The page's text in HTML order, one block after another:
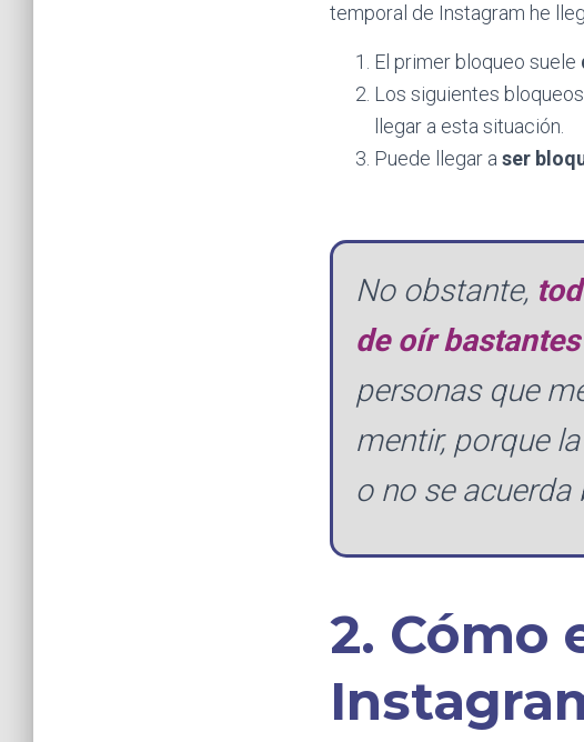
temporal de Instagram he
El primer bloqueo suele
Los siguientes
llegar a esta situación.
Puede llegar a ser
No obstante,
de oír
personas que
mentir, porque
o no se acuerda
2. Cómo